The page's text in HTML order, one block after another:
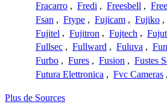
Fracarro , Fredi , Freesbell ,
Fsan , Ftype , Fujicam , Fujiko ,
Fujitel , Fujitron , Fujtech , Fujut
Fullsec , Fullward , Fuluva ,
Furbo , Fures , Fusion , Fustes
Futura Elettronica , Fvc Cameras ,
Plus de Sources